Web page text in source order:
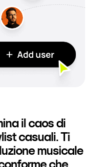
il caos di
casuali. Ti
musicale